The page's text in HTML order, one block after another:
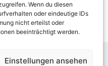
Wenn du diesen
oder eindeutige IDs
nicht erteilst oder
beeinträchtigt werden.
Einstellungen ansehen